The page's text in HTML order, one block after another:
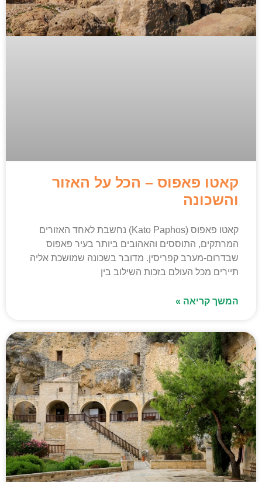
קאטו פאפוס – הכל על האזור
והשכונה
קאטו פאפוס (Kato Paphos) נחשבת לאחד האזורים
המרתקים, התוססים והאהובים ביותר בעיר פאפוס
שבדרום-מערב קפריסין. מדובר בשכונה שמושכת אליה
תיירים מכל העולם בזכות השילוב בין
המשך קריאה »